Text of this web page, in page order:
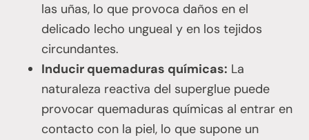
las uñas, lo que provoca daños en el
delicado lecho ungueal y en los tejidos
circundantes.
Inducir quemaduras químicas: La
naturaleza reactiva del superglue puede
provocar quemaduras químicas al entrar en
contacto con la piel, lo que supone un